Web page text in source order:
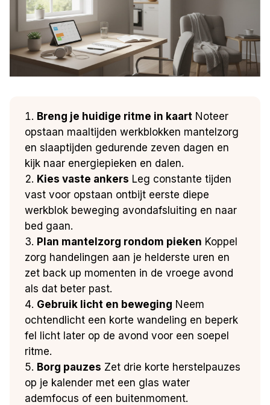
Breng je huidige ritme in kaart Noteer
opstaan maaltijden werkblokken mantelzorg
en slaaptijden gedurende zeven dagen en
kijk naar energiepieken en dalen.
Kies vaste ankers Leg constante tijden
vast voor opstaan ontbijt eerste diepe
werkblok beweging avondafsluiting en naar
bed gaan.
Plan mantelzorg rondom pieken Koppel
zorg handelingen aan je helderste uren en
zet back up momenten in de vroege avond
als dat beter past.
Gebruik licht en beweging Neem
ochtendlicht een korte wandeling en beperk
fel licht later op de avond voor een soepel
ritme.
Borg pauzes Zet drie korte herstelpauzes
op je kalender met een glas water
ademfocus of een buitenmoment.